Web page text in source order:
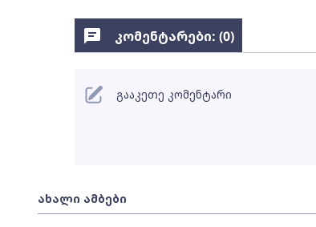
ახალი ამბები
კომენტარები: (0)
გააკეთე კომენტარი